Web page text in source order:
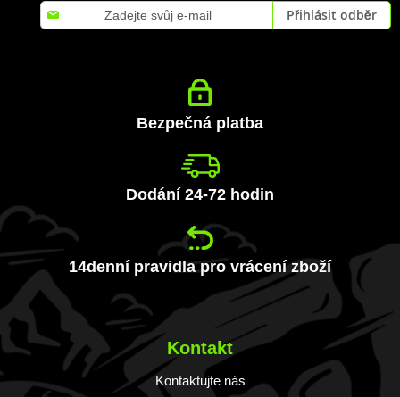
Přihlaste
se
Přihlásit odběr
Bezpečná platba
Dodání 24-72 hodin
14denní pravidla pro vrácení zboží
Kontakt
Kontaktujte nás